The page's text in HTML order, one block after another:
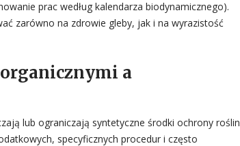
prac według kalendarza biodynamicznego).
zarówno na zdrowie gleby, jak i na wyrazistość
a
lub ograniczają syntetyczne środki ochrony roślin
specyficznych procedur i często